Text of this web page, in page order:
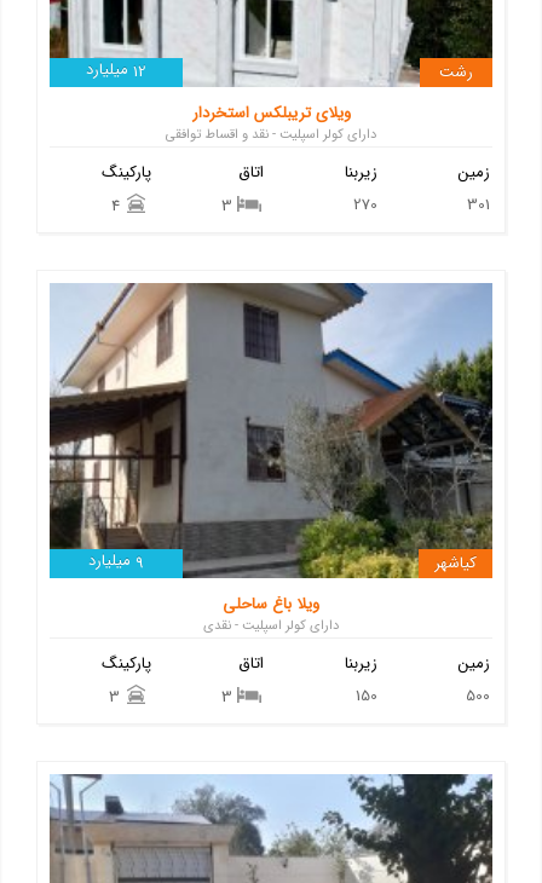
12 میلیارد
رشت
ویلای تریبلکس استخردار
دارای کولر اسپلیت - نقد و اقساط توافقی
پارکینگ
اتاق
3
زیربنا
270
زمین
301
9 میلیارد
کیاشهر
ویلا باغ ساحلی
دارای کولر اسپلیت - نقدی
پارکینگ
اتاق
3
زیربنا
150
زمین
500